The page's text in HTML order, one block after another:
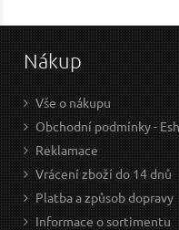
Nákup
Vše o nákupu
Obchodní podmínky -
Reklamace
Vrácení zboží do 14 dnů
Platba a způsob dopravy
Informace o sortimentu